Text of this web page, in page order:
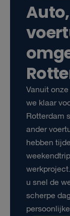
Vanuit
we klaar
Rotterdam
ander
hebben
u snel de
scherpe